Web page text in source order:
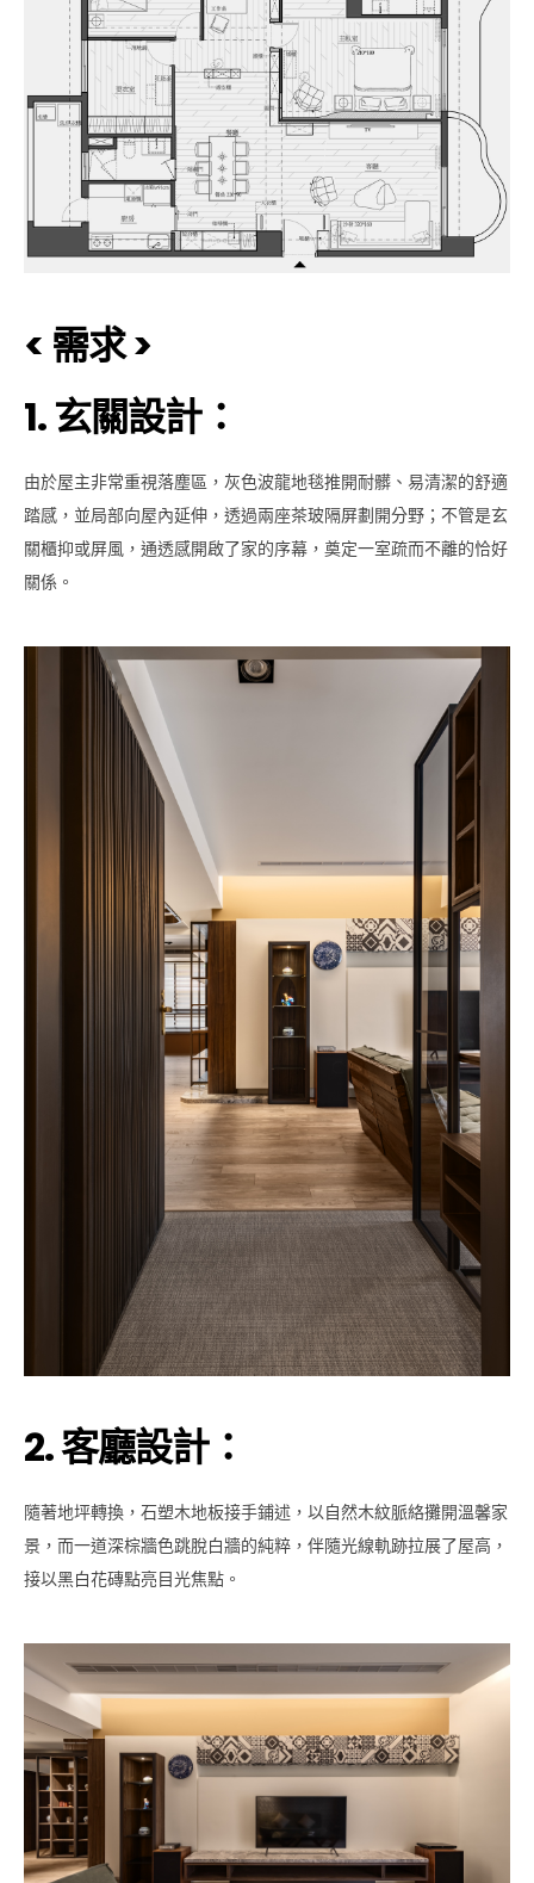
< 需求 >
1. 玄關設計：
由於屋主非常重視落塵區，灰色波龍地毯推開耐髒、易清潔的舒適
踏感，並局部向屋內延伸，透過兩座茶玻隔屏劃開分野；不管是玄
關櫃抑或屏風，通透感開啟了家的序幕，奠定一室疏而不離的恰好
關係。
2. 客廳設計：
隨著地坪轉換，石塑木地板接手鋪述，以自然木紋脈絡攤開溫馨家
景，而一道深棕牆色跳脫白牆的純粹，伴隨光線軌跡拉展了屋高，
接以黑白花磚點亮目光焦點。